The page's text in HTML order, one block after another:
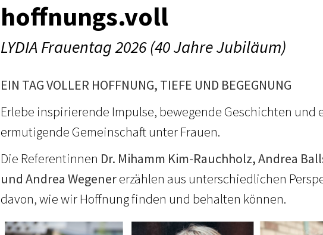
hoffnungs.voll
LYDIA Frauentag 2026 (40 Jahre Jubiläum)
EIN TAG VOLLER HOFFNUNG, TIEFE UND BEGEGNUNG
Erlebe inspirierende Impulse, bewegende Geschichten und
ermutigende Gemeinschaft unter Frauen.
Die Referentinnen Dr. Mihamm Kim-Rauchholz, Andrea
und Andrea Wegenererzählen aus unterschiedlichen
davon, wie wir Hoffnung finden und behalten können.